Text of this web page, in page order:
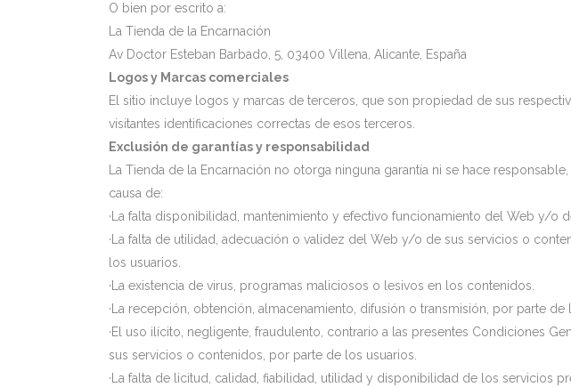
O bien por escrito a:
La Tienda de la Encarnación
Av Doctor Esteban Barbado, 5, 03400 Villena, Alicante, España
Logos y Marcas comerciales
El sitio incluye logos y marcas de terceros, que son propiedad de sus
visitantes identificaciones correctas de esos terceros.
Exclusión de garantías y responsabilidad
La Tienda de la Encarnación no otorga ninguna garantía ni se hace
causa de:
·La falta disponibilidad, mantenimiento y efectivo funcionamiento del Web y/o
·La falta de utilidad, adecuación o validez del Web y/o de sus servicios o
los usuarios.
·La existencia de virus, programas maliciosos o lesivos en los contenidos.
·La recepción, obtención, almacenamiento, difusión o transmisión, por parte
·El uso ilícito, negligente, fraudulento, contrario a las presentes Condiciones
sus servicios o contenidos, por parte de los usuarios.
·La falta de licitud, calidad, fiabilidad, utilidad y disponibilidad de los servicios